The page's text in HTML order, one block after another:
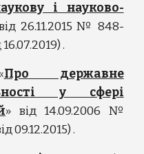
і науково-
26.11.2015 № 848-
.
Про державне
у сфері
» від 14.09.2006 №
09.12.2015) .